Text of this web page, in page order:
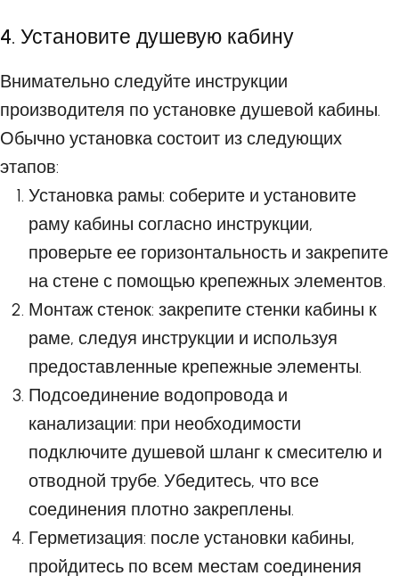
4. Установите душевую кабину
Внимательно следуйте инструкции
производителя по установке душевой кабины.
Обычно установка состоит из следующих
этапов:
Установка рамы: соберите и установите
раму кабины согласно инструкции,
проверьте ее горизонтальность и закрепите
на стене с помощью крепежных элементов.
Монтаж стенок: закрепите стенки кабины к
раме, следуя инструкции и используя
предоставленные крепежные элементы.
Подсоединение водопровода и
канализации: при необходимости
подключите душевой шланг к смесителю и
отводной трубе. Убедитесь, что все
соединения плотно закреплены.
Герметизация: после установки кабины,
пройдитесь по всем местам соединения